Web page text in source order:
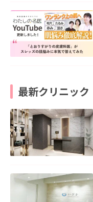
最新クリニック